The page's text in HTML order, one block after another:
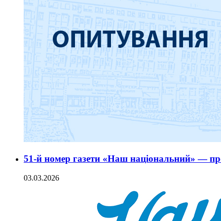
51-й номер газети «Наш національний» —
03.03.2026